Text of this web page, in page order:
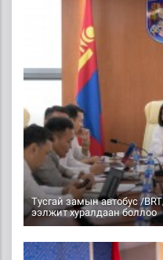
Тусгай замын автобус /
ээлжит хуралдаан боллоо